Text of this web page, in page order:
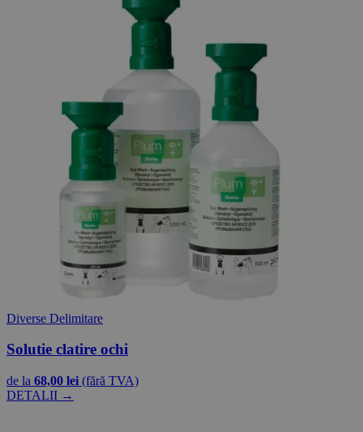
Diverse Delimitare
Solutie clatire ochi
de la 68,00 lei (fără TVA)
DETALII →